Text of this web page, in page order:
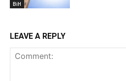
BiH
LEAVE A REPLY